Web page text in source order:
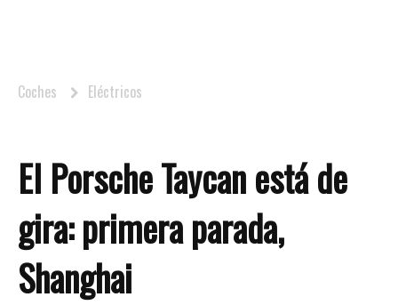
Coches Eléctricos
El Porsche Taycan está de
gira: primera parada,
Shanghai